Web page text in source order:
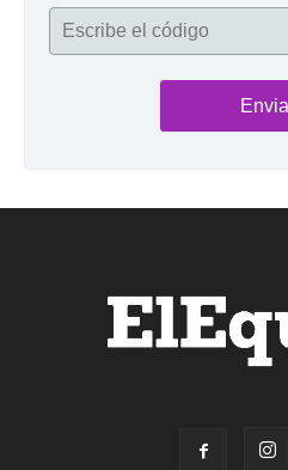
Escribe el código